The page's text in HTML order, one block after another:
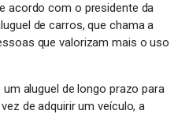
acordo com o presidente da
de carros, que chama a
que valorizam mais o uso
aluguel de longo prazo para
de adquirir um veículo, a